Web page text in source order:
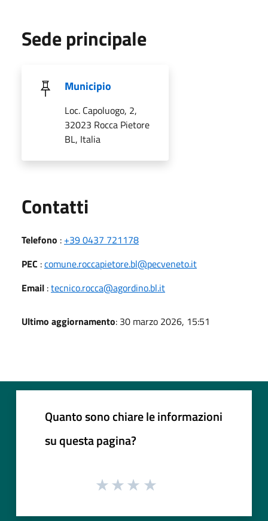
Sede principale
Municipio
Loc. Capoluogo, 2,
32023 Rocca Pietore
BL, Italia
Contatti
Telefono : +39 0437 721178
PEC :comune.roccapietore.bl@pecveneto.it
Email :tecnico.rocca@agordino.bl.it
Ultimo aggiornamento: 30 marzo 2026, 15:51
Quanto sono chiare le informazioni
su questa pagina?